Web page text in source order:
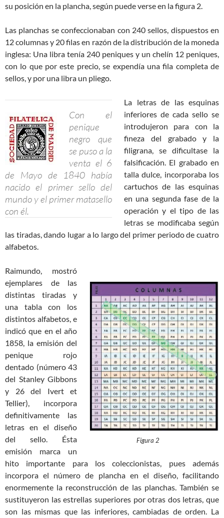
su posición en la plancha, según puede verse en la figura 2.
Las planchas se confeccionaban con 240 sellos, dispuestos en
12 columnas y 20 filas en razón de la distribución de la moneda
inglesa: Una libra tenía 240 peniques y un chelín 12 peniques,
con lo que por este precio, se expendía una fila completa de
sellos, y por una libra un pliego.
Con el
penique
negro que
se puso a la
venta el 6
de Mayo de 1840 había
nacido el primer sello del
mundo y el primer matasello
con él.
La letras de las esquinas
inferiores de cada sello se
introdujeron para con la
fineza del grabado y la
filigrana, se dificultase la
falsificación. El grabado en
talla dulce, incorporaba los
cartuchos de las esquinas
en una segunda fase de la
operación y el tipo de las
letras se modificaba según
las tiradas, dando lugar a lo largo del primer periodo de cuatro
alfabetos.
Figura 2
Raimundo, mostró
ejemplares de las
distintas tiradas y
una tabla con los
distintos alfabetos, e
indicó que en el año
1858, la emisión del
penique rojo
dentado (número 43
del Stanley Gibbons
y 26 del Ivert et
Tellier), incorpora
definitivamente las
letras en el diseño
del sello. Ésta
emisión marca un
hito importante para los coleccionistas, pues además
incorpora el número de plancha en el diseño, facilitando
enormemente la reconstrucción de las planchas. También se
sustituyeron las estrellas superiores por otras dos letras, que
son las mismas que las inferiores, cambiadas de orden. La